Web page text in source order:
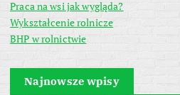
Praca na wsi jak wygląda?
Wykształcenie rolnicze
BHP w rolnictwie
Najnowsze wpisy